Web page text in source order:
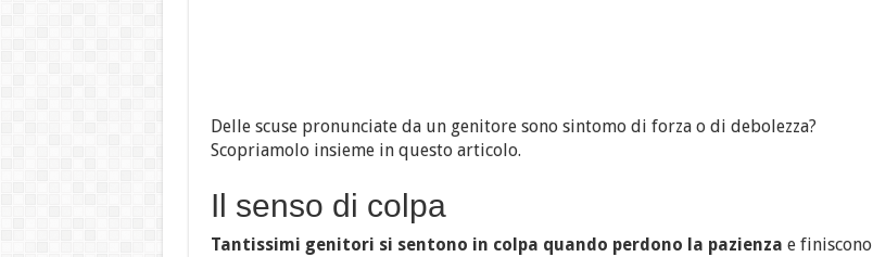
Delle scuse pronunciate da un genitore sono sintomo di forza o di debolezza?
Scopriamolo insieme in questo articolo.
Il senso di colpa
Tantissimi genitori si sentono in colpa quando perdono la pazienza e finiscono